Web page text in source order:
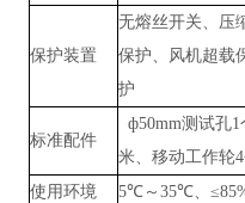
保护装置
无熔丝开关、压
保护、风机超载
护
标准配件
ф50mm测试孔
米、移动工作轮
使用环境
5℃～35℃、